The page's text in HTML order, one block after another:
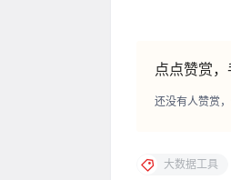
点点赞赏
还没有人赞赏
大数据工具